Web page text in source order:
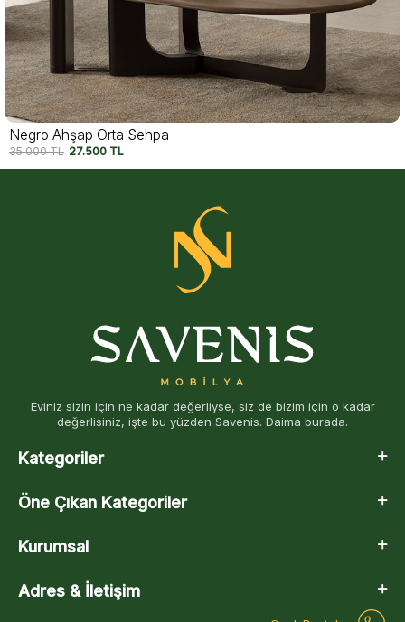
Negro Ahşap Orta Sehpa
35.000TL 27.500 TL
Eviniz sizin için ne kadar değerliyse, siz de bizim için o kadar
değerlisiniz, işte bu yüzden Savenis. Daima burada.
Kategoriler
Öne Çıkan Kategoriler
Kurumsal
Adres & İletişim